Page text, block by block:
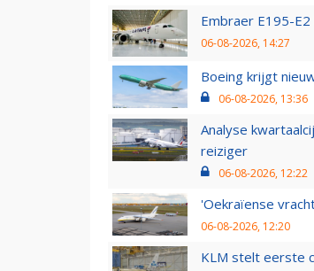
Embraer E195-
06-08-2026, 14:27
Boeing krijgt
06-08-2026, 13:36
Analyse
reiziger
06-08-2026, 12:22
'Oekraïense
06-08-2026, 12:20
KLM stelt eerste